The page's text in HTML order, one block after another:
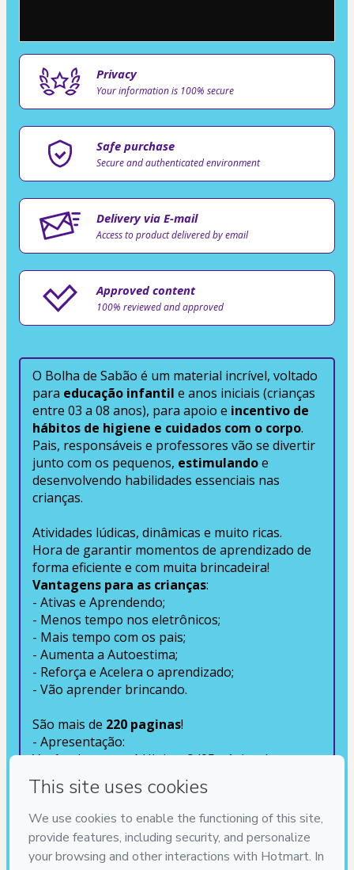
Privacy
Your information is 100% secure
Safe purchase
Secure and authenticated environment
Delivery via E-mail
Access to product delivered by email
Approved content
100% reviewed and approved
O Bolha de Sabão é um material incrível, voltado
para educação infantil e anos iniciais (crianças
entre 03 a 08 anos), para apoio e incentivo de
hábitos de higiene e cuidados com o corpo.
Pais, responsáveis e professores vão se divertir
junto com os pequenos, estimulando e
desenvolvendo habilidades essenciais nas
crianças.
Atividades lúdicas, dinâmicas e muito ricas.
Hora de garantir momentos de aprendizado de
forma eficiente e com muita brincadeira!
Vantagens para as crianças:
- Ativas e Aprendendo;
- Menos tempo nos eletrônicos;
- Mais tempo com os pais;
- Aumenta a Autoestima;
- Reforça e Acelera o aprendizado;
- Vão aprender brincando.
São mais de 220 paginas!
- Apresentação:
Você sabe o que é Higiene? (05 páginas)
- Lavar as mãos (14 páginas)
- Escovar os dentes (23 páginas)
- Banho (22 páginas)
- Cuidados com os cabelos (17 páginas)
- Cuidados com as unhas (12 páginas)
- Cuidados com as orelhas (13 páginas)